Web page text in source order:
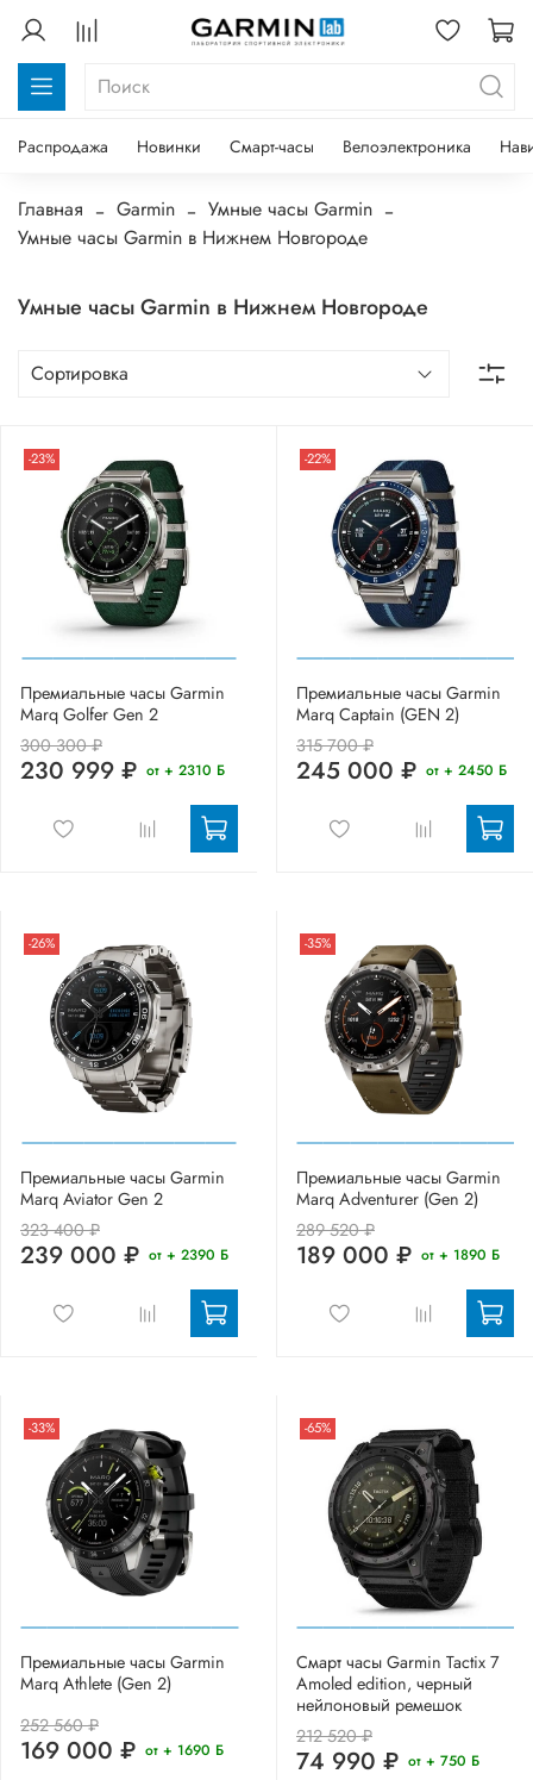
Распродажа Новинки Смарт-часы Велоэлектроника
Главная Garmin
Умные часы Garmin
Умные часы Garmin в Нижнем Новгороде
Умные часы Garmin в Нижнем Новгороде
-23%
Премиальные часы Garmin
Marq Golfer Gen 2
300 300 ₽
230 999 ₽ от + 2310 Б
-22%
Премиальные часы Garmin
Marq Captain (GEN 2)
315 700 ₽
245 000 ₽ от + 2450 Б
-26%
Премиальные часы Garmin
Marq Aviator Gen 2
323 400 ₽
239 000 ₽ от + 2390 Б
-35%
Премиальные часы Garmin
Marq Adventurer (Gen 2)
289 520 ₽
189 000 ₽ от + 1890 Б
-33%
Премиальные часы Garmin
Marq Athlete (Gen 2)
252 560 ₽
169 000 ₽ от + 1690 Б
-65%
Смарт часы Garmin Tactix 7
Amoled edition, черный
нейлоновый ремешок
212 520 ₽
74 990 ₽ от + 750 Б